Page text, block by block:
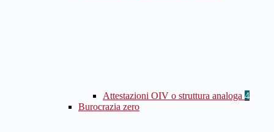
Attestazioni OIV o struttura analoga 4
Burocrazia zero